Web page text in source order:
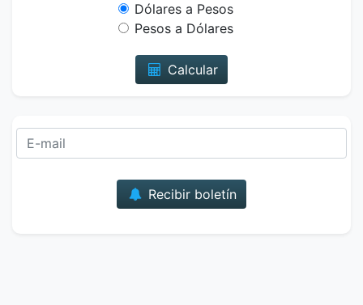
Dólares a Pesos
Pesos a Dólares
Calcular
Recibir boletín